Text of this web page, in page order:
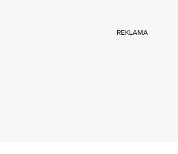
REKLAMA